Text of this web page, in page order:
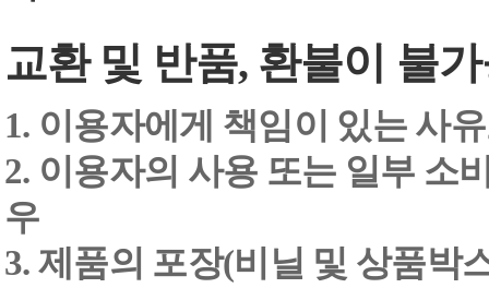
교환 및 반품, 환불이 불
1. 이용자에게 책임이 있는 사
2. 이용자의 사용 또는 일부 소
우
3. 제품의 포장(비닐 및 상품박